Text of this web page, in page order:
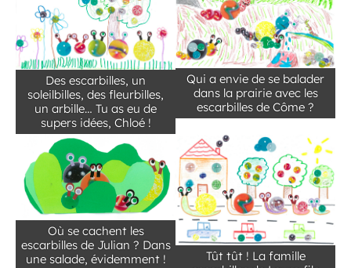
Des escarbilles, un
soleilbilles, des fleurbilles,
un arbille… Tu as eu de
supers idées, Chloé !
Qui a envie de se balader
dans la prairie avec les
escarbilles de Côme ?
Où se cachent les
escarbilles de Julian ? Dans
une salade, évidemment !
Tût tût ! La famille